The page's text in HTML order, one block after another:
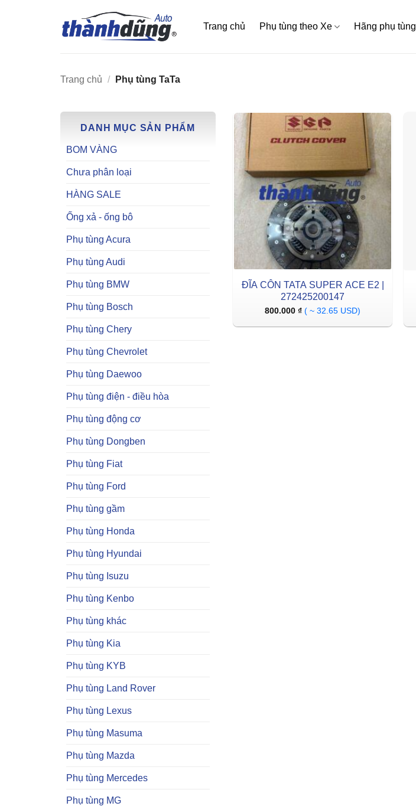
Trang chủ Phụ tùng theo Xe Hãng phụ tùng
Trang chủ / Phụ tùng TaTa
DANH MỤC SẢN PHẨM
BOM VÀNG
Chưa phân loại
HÀNG SALE
Ống xả - ống bô
Phụ tùng Acura
Phụ tùng Audi
Phụ tùng BMW
Phụ tùng Bosch
Phụ tùng Chery
Phụ tùng Chevrolet
Phụ tùng Daewoo
Phụ tùng điện - điều hòa
Phụ tùng động cơ
Phụ tùng Dongben
Phụ tùng Fiat
Phụ tùng Ford
Phụ tùng gầm
Phụ tùng Honda
Phụ tùng Hyundai
Phụ tùng Isuzu
Phụ tùng Kenbo
Phụ tùng khác
Phụ tùng Kia
Phụ tùng KYB
Phụ tùng Land Rover
Phụ tùng Lexus
Phụ tùng Masuma
Phụ tùng Mazda
Phụ tùng Mercedes
Phụ tùng MG
ĐĨA CÔN TATA SUPER ACE E2 |
272425200147
800.000₫ ( ~ 32.65 USD)